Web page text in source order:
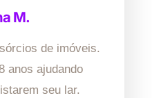
M.
de imóveis.
anos ajudando
seu lar.